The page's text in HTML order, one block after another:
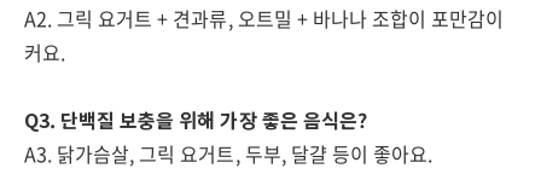
A2. 그릭 요거트 + 견과류, 오트밀 + 바나나 조합이 포만감이
커요.
Q3. 단백질 보충을 위해 가장 좋은 음식은?
A3. 닭가슴살, 그릭 요거트, 두부, 달걀 등이 좋아요.